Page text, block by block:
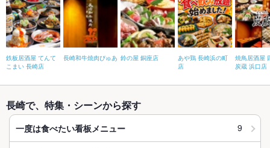
鉄板居酒屋 てんて
こまい 長崎店
長崎和牛焼肉ぴゅあ 鈴の屋 銅座店
あや鶏 長崎浜の町
店
焼鳥居酒屋
炭蔵 浜口店
長崎で、特集・シーンから探す
一度は食べたい看板メニュー 9